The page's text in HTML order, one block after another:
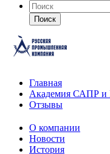
Поиск
Главная
Академия САПР
Отзывы
О компании
Новости
История